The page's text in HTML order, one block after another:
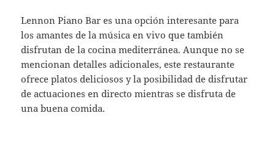
Lennon Piano Bar es una opción interesante para
los amantes de la música en vivo que también
disfrutan de la cocina mediterránea. Aunque no se
mencionan detalles adicionales, este restaurante
ofrece platos deliciosos y la posibilidad de disfrutar
de actuaciones en directo mientras se disfruta de
una buena comida.